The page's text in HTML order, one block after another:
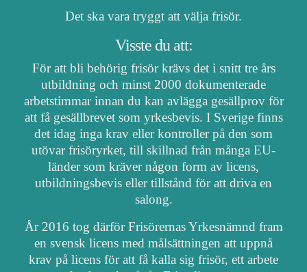
Det ska vara tryggt att välja frisör.
Visste du att:
För att bli behörig frisör krävs det i snitt tre års
utbildning och minst 2000 dokumenterade
arbetstimmar innan du kan avlägga gesällprov för
att få gesällbrevet som yrkesbevis. I Sverige finns
det idag inga krav eller kontroller på den som
utövar frisöryrket, till skillnad från många EU-
länder som kräver någon form av licens,
utbildningsbevis eller tillstånd för att driva en
salong.
År 2016 tog därför Frisörernas Yrkesnämnd fram
en svensk licens med målsättningen att uppnå
krav på licens för att få kalla sig frisör, ett arbete